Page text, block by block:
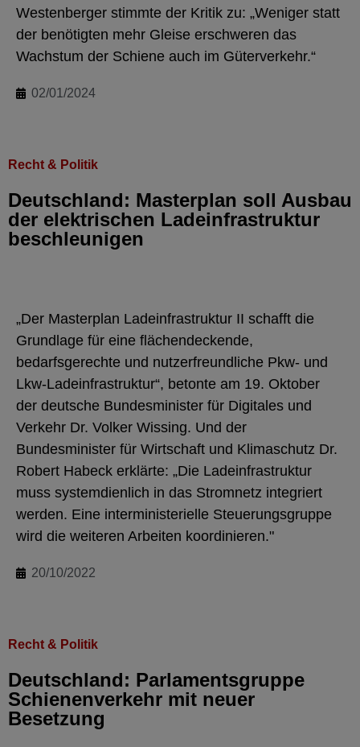
Westenberger stimmte der Kritik zu: „Weniger statt
der benötigten mehr Gleise erschweren das
Wachstum der Schiene auch im Güterverkehr.“
02/01/2024
Recht & Politik
Deutschland: Masterplan soll Ausbau
der elektrischen Ladeinfrastruktur
beschleunigen
„Der Masterplan Ladeinfrastruktur II schafft die
Grundlage für eine flächendeckende,
bedarfsgerechte und nutzerfreundliche Pkw- und
Lkw-Ladeinfrastruktur“, betonte am 19. Oktober
der deutsche Bundesminister für Digitales und
Verkehr Dr. Volker Wissing. Und der
Bundesminister für Wirtschaft und Klimaschutz Dr.
Robert Habeck erklärte: „Die Ladeinfrastruktur
muss systemdienlich in das Stromnetz integriert
werden. Eine interministerielle Steuerungsgruppe
wird die weiteren Arbeiten koordinieren."
20/10/2022
Recht & Politik
Deutschland: Parlamentsgruppe
Schienenverkehr mit neuer
Besetzung